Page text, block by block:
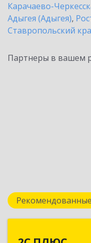
Карачаево-
Адыгея (Адыгея),
Ставропольский
Партнеры в вашем